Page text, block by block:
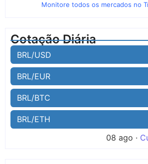
Monitore todos os mercados no
Cotação Diária
BRL/USD
BRL/EUR
BRL/BTC
BRL/ETH
08 ago ·